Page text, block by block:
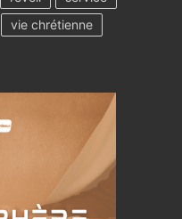
vie chrétienne